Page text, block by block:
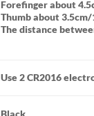
Forefinger about
Thumb about 3.5cm/
The distance
Use 2 CR2016
Black